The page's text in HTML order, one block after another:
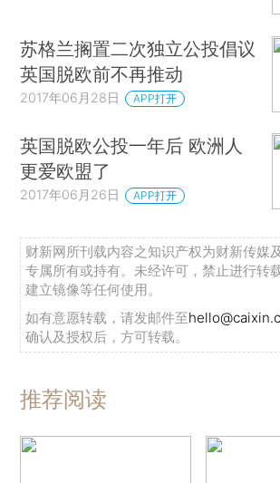
苏格兰搁置二次独立公投倡议
英国脱欧前不再推动
2017年06月28日 APP打开
英国脱欧公投一年后 欧洲人
更爱欧盟了
2017年06月26日 APP打开
财新网所刊载内容之知识产权为财新传媒
专属所有或持有。未经许可，禁止进行转
建立镜像等任何使用。
如有意愿转载，请发邮件至
确认及授权后，方可转载。
推荐阅读